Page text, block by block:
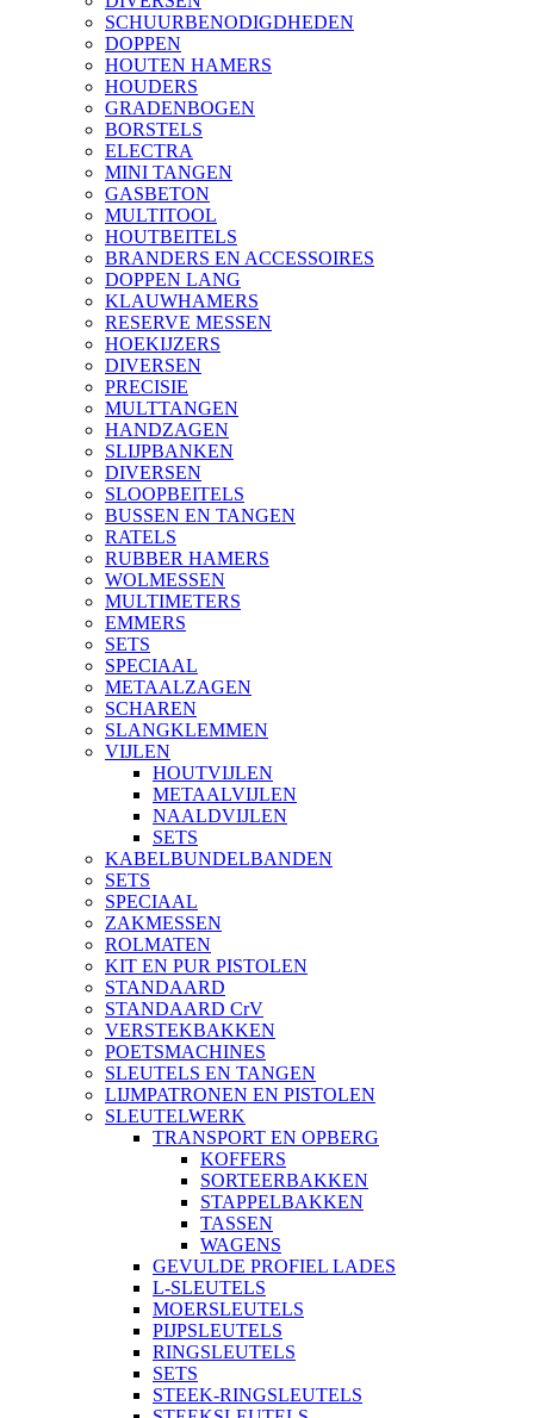
SCHUURBENODIGDHEDEN
DOPPEN
HOUTEN HAMERS
HOUDERS
GRADENBOGEN
BORSTELS
ELECTRA
MINI TANGEN
GASBETON
MULTITOOL
HOUTBEITELS
BRANDERS EN ACCESSOIRES
DOPPEN LANG
KLAUWHAMERS
RESERVE MESSEN
HOEKIJZERS
DIVERSEN
PRECISIE
MULTTANGEN
HANDZAGEN
SLIJPBANKEN
DIVERSEN
SLOOPBEITELS
BUSSEN EN TANGEN
RATELS
RUBBER HAMERS
WOLMESSEN
MULTIMETERS
EMMERS
SETS
SPECIAAL
METAALZAGEN
SCHAREN
SLANGKLEMMEN
VIJLEN
HOUTVIJLEN
METAALVIJLEN
NAALDVIJLEN
SETS
KABELBUNDELBANDEN
SETS
SPECIAAL
ZAKMESSEN
ROLMATEN
KIT EN PUR PISTOLEN
STANDAARD
STANDAARD CrV
VERSTEKBAKKEN
POETSMACHINES
SLEUTELS EN TANGEN
LIJMPATRONEN EN PISTOLEN
SLEUTELWERK
TRANSPORT EN OPBERG
KOFFERS
SORTEERBAKKEN
STAPPELBAKKEN
TASSEN
WAGENS
GEVULDE PROFIEL LADES
L-SLEUTELS
MOERSLEUTELS
PIJPSLEUTELS
RINGSLEUTELS
SETS
STEEK-RINGSLEUTELS